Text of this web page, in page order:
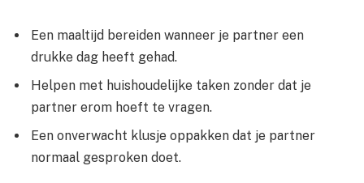
Een maaltijd bereiden wanneer je partner een
drukke dag heeft gehad.
Helpen met huishoudelijke taken zonder dat je
partner erom hoeft te vragen.
Een onverwacht klusje oppakken dat je partner
normaal gesproken doet.